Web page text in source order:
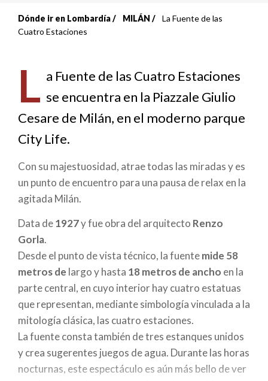
Sobrescribir
ayuda
a
la
navegación
Dónde ir en Lombardía MILÁN
La Fuente de las
Cuatro Estaciones
L a Fuente de las Cuatro Estaciones
se encuentra en la Piazzale Giulio
Cesare de Milán, en el moderno parque
City Life.
Con su majestuosidad, atrae todas las miradas y es
un punto de encuentro para una pausa de relax en la
agitada Milán.
Data de1927y fue obra del arquitecto Renzo
Gorla.
Desde el punto de vista técnico, la fuentemide 58
metros de largo y hasta 18 metros de ancho en la
parte central, en cuyo interior hay cuatro estatuas
que representan, mediante simbología vinculada a la
mitología clásica, las cuatro estaciones.
La fuente consta también de tres estanques unidos
y crea sugerentes juegos de agua. Durante las horas
nocturnas, este espectáculo es aún más bello de ver